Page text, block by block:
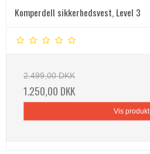
Komperdell sikkerhedsvest, Level 3
2.499,00 DKK
1.250,00 DKK
Vis produkt